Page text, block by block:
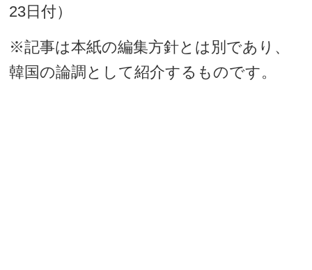
23日付）
※記事は本紙の編集方針とは別であり、
韓国の論調として紹介するものです。